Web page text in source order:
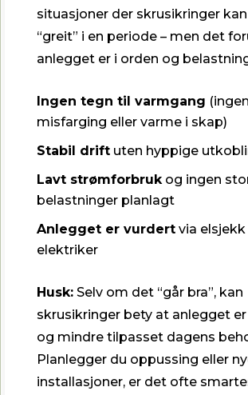
situasjoner der skrusikringer
“greit” i en periode – men det
anlegget er i orden og
Ingen tegn til varmgang
misfarging eller varme i skap)
Stabil drift uten hyppige
Lavt strømforbruk og ingen
belastninger planlagt
Anlegget er vurdert via elsjekk
elektriker
Husk: Selv om det “går bra”, kan
skrusikringer bety at anlegget
og mindre tilpasset dagens
Planlegger du oppussing eller
installasjoner, er det ofte